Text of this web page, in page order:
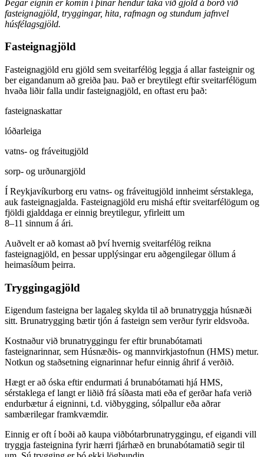
Þegar eignin er komin í þínar hendur taka við gjöld á borð við
fasteignagjöld, tryggingar, hita, rafmagn og stundum jafnvel
húsfélagsgjöld.
Fasteignagjöld
Fasteignagjöld eru gjöld sem sveitarfélög leggja á allar fasteignir og
ber eigandanum að greiða þau. Það er breytilegt eftir sveitarfélögum
hvaða liðir falla undir fasteignagjöld, en oftast eru það:
fasteignaskattar
lóðarleiga
vatns- og fráveitugjöld
sorp- og urðunargjöld
Í Reykjavíkurborg eru vatns- og fráveitugjöld innheimt sérstaklega,
auk fasteignagjalda. Fasteignagjöld eru mishá eftir sveitarfélögum og
fjöldi gjalddaga er einnig breytilegur, yfirleitt um
8–11 sinnum á ári.
Auðvelt er að komast að því hvernig sveitarfélög reikna
fasteignagjöld, en þessar upplýsingar eru aðgengilegar öllum á
heimasíðum þeirra.
Tryggingagjöld
Eigendum fasteigna ber lagaleg skylda til að brunatryggja húsnæði
sitt. Brunatrygging bætir tjón á fasteign sem verður fyrir eldsvoða.
Kostnaður við brunatryggingu fer eftir brunabótamati
fasteignarinnar, sem Húsnæðis- og mannvirkjastofnun (HMS) metur.
Notkun og staðsetning eignarinnar hefur einnig áhrif á verðið.
Hægt er að óska eftir endurmati á brunabótamati hjá HMS,
sérstaklega ef langt er liðið frá síðasta mati eða ef gerðar hafa verið
endurbætur á eigninni, t.d. viðbygging, sólpallur eða aðrar
sambærilegar framkvæmdir.
Einnig er oft í boði að kaupa viðbótarbrunatryggingu, ef eigandi vill
tryggja fasteignina fyrir hærri fjárhæð en brunabótamatið segir til